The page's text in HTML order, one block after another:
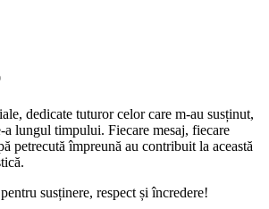
dedicate tuturor celor care m-au susținut,
a lungul timpului. Fiecare mesaj, fiecare
petrecută împreună au contribuit la această
susținere, respect și încredere!